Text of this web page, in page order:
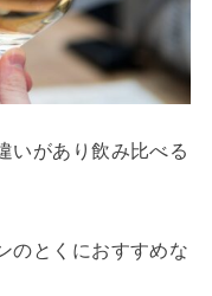
いがあり飲み比べる
のとくにおすすめな